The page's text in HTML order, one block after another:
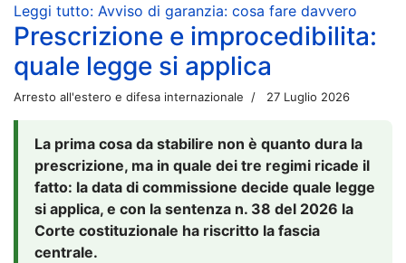
Leggi tutto: Avviso di garanzia: cosa fare davvero
Prescrizione e improcedibilita:
quale legge si applica
Arresto all'estero e difesa internazionale 27 Luglio 2026
La prima cosa da stabilire non è quanto dura la
prescrizione, ma in quale dei tre regimi ricade il
fatto: la data di commissione decide quale legge
si applica, e con la sentenza n. 38 del 2026 la
Corte costituzionale ha riscritto la fascia
centrale.